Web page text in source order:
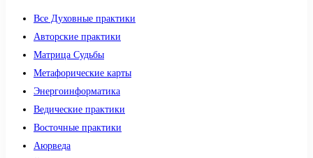
Все Духовные практики
Авторские практики
Матрица Судьбы
Метафорические карты
Энергоинформатика
Ведические практики
Восточные практики
Аюрведа